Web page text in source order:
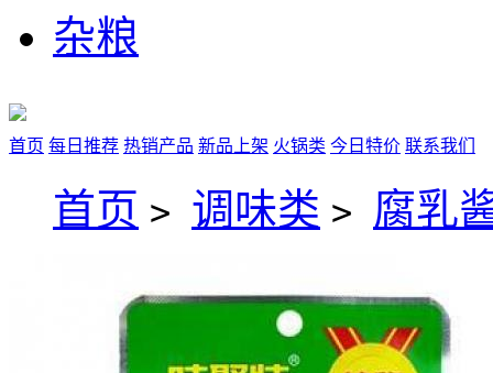
杂粮
首页 每日推荐 热销产品 新品上架 火锅类 今日特价 联系我们
首页 > 调味类 > 腐乳